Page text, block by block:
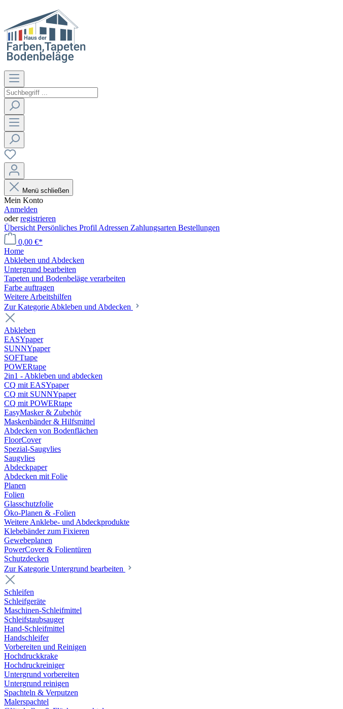
Menü schließen
Mein Konto
Anmelden
oderregistrieren
Übersicht Persönliches Profil Adressen Zahlungsarten Bestellungen
0,00 €*
Home
Abkleben und Abdecken
Untergrund bearbeiten
Tapeten und Bodenbeläge verarbeiten
Farbe auftragen
Weitere Arbeitshilfen
Zur Kategorie Abkleben und Abdecken
Abkleben
EASYpaper
SUNNYpaper
SOFTtape
POWERtape
2in1 - Abkleben und abdecken
CQ mit EASYpaper
CQ mit SUNNYpaper
CQ mit POWERtape
EasyMasker & Zubehör
Maskenbänder & Hilfsmittel
Abdecken von Bodenflächen
FloorCover
Spezial-Saugvlies
Saugvlies
Abdeckpaper
Abdecken mit Folie
Planen
Folien
Glasschutzfolie
Öko-Planen & -Folien
Weitere Anklebe- und Abdeckprodukte
Klebebänder zum Fixieren
Gewebeplanen
PowerCover & Folientüren
Schutzdecken
Zur Kategorie Untergrund bearbeiten
Schleifen
Schleifgeräte
Maschinen-Schleifmittel
Schleifstaubsauger
Hand-Schleifmittel
Handschleifer
Vorbereiten und Reinigen
Hochdruckkrake
Hochdruckreiniger
Untergrund vorbereiten
Untergrund reinigen
Spachteln & Verputzen
Malerspachtel